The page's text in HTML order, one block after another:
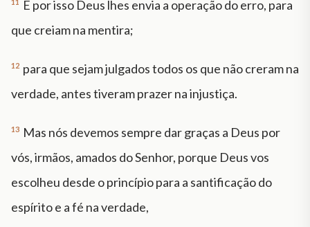
E por isso Deus lhes envia a operação do erro, para
que creiam na mentira;
12 para que sejam julgados todos os que não creram na
verdade, antes tiveram prazer na injustiça.
13 Mas nós devemos sempre dar graças a Deus por
vós, irmãos, amados do Senhor, porque Deus vos
escolheu desde o princípio para a santificação do
espírito e a fé na verdade,